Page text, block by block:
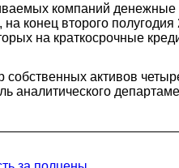
компаний
конец второго
на краткосрочные
собственных активов
аналитического